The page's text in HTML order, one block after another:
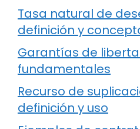
Tasa natural de
definición y
Garantías de
fundamentales
Recurso de
definición y uso